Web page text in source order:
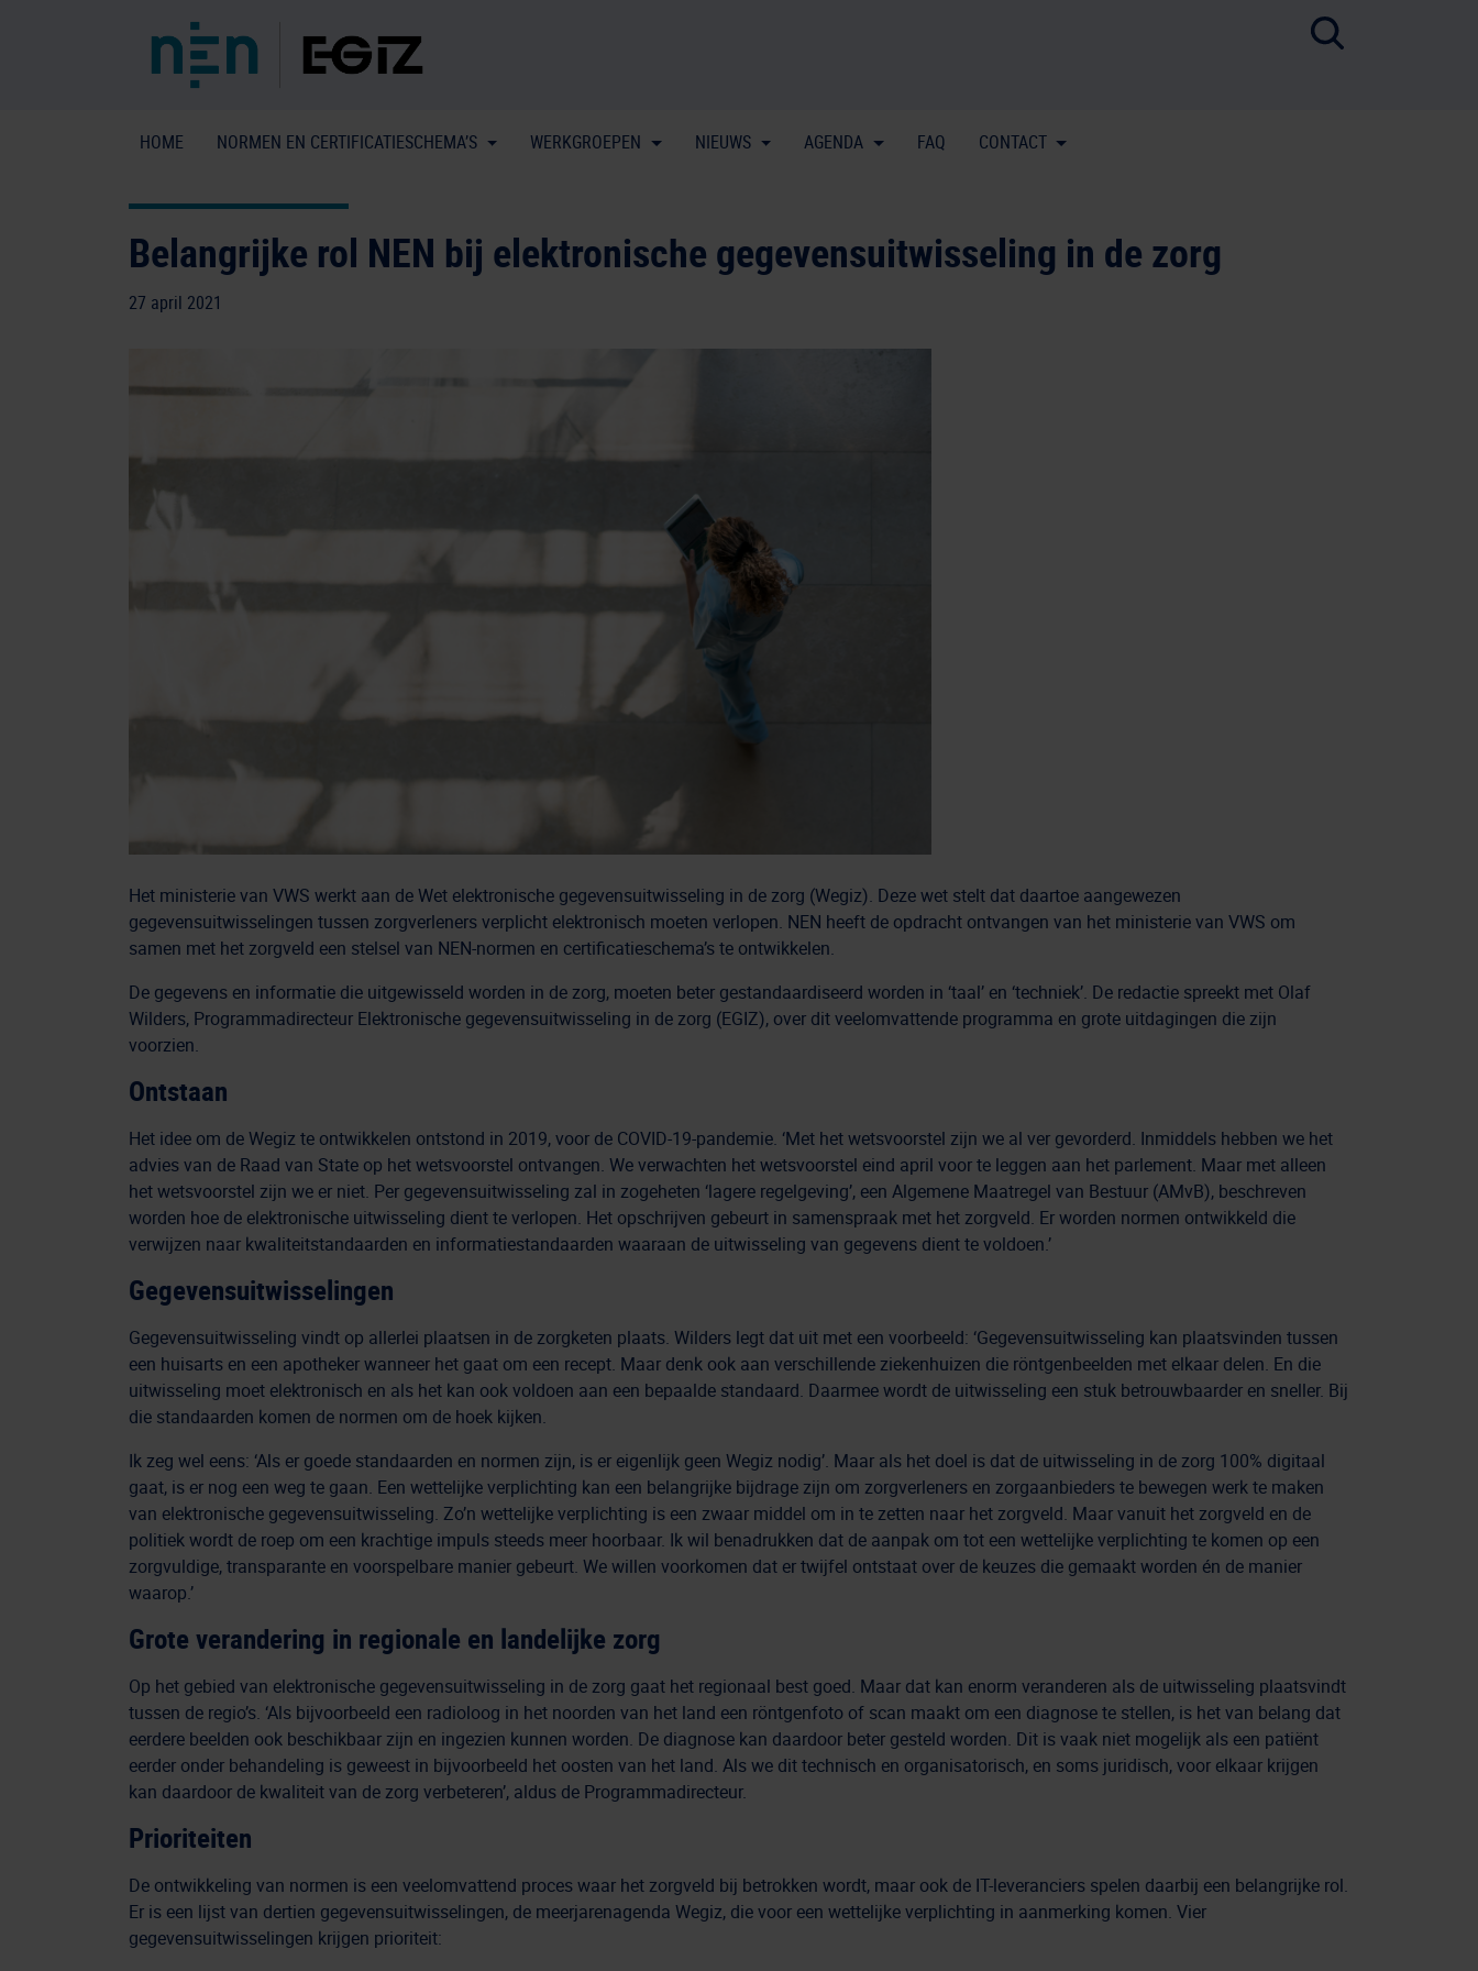
HOME NORMEN EN CERTIFICATIESCHEMA’S WERKGROEPEN NIEUWS AGENDA FAQ CONTACT
Belangrijke rol NEN bij elektronische gegevensuitwisseling in de zorg
27 april 2021
Het ministerie van VWS werkt aan de Wet elektronische gegevensuitwisseling in de zorg (Wegiz). Deze wet stelt dat daartoe aangewezen
gegevensuitwisselingen tussen zorgverleners verplicht elektronisch moeten verlopen. NEN heeft de opdracht ontvangen van het ministerie van VWS om
samen met het zorgveld een stelsel van NEN-normen en certificatieschema’s te ontwikkelen.
De gegevens en informatie die uitgewisseld worden in de zorg, moeten beter gestandaardiseerd worden in ‘taal’ en ‘techniek’. De redactie spreekt met Olaf
Wilders, Programmadirecteur Elektronische gegevensuitwisseling in de zorg (EGIZ), over dit veelomvattende programma en grote uitdagingen die zijn
voorzien.
Ontstaan
Het idee om de Wegiz te ontwikkelen ontstond in 2019, voor de COVID-19-pandemie. ‘Met het wetsvoorstel zijn we al ver gevorderd. Inmiddels hebben we het
advies van de Raad van State op het wetsvoorstel ontvangen. We verwachten het wetsvoorstel eind april voor te leggen aan het parlement. Maar met alleen
het wetsvoorstel zijn we er niet. Per gegevensuitwisseling zal in zogeheten ‘lagere regelgeving’, een Algemene Maatregel van Bestuur (AMvB), beschreven
worden hoe de elektronische uitwisseling dient te verlopen. Het opschrijven gebeurt in samenspraak met het zorgveld. Er worden normen ontwikkeld die
verwijzen naar kwaliteitstandaarden en informatiestandaarden waaraan de uitwisseling van gegevens dient te voldoen.’
Gegevensuitwisselingen
Gegevensuitwisseling vindt op allerlei plaatsen in de zorgketen plaats. Wilders legt dat uit met een voorbeeld: ‘Gegevensuitwisseling kan plaatsvinden tussen
een huisarts en een apotheker wanneer het gaat om een recept. Maar denk ook aan verschillende ziekenhuizen die röntgenbeelden met elkaar delen. En die
uitwisseling moet elektronisch en als het kan ook voldoen aan een bepaalde standaard. Daarmee wordt de uitwisseling een stuk betrouwbaarder en sneller. Bij
die standaarden komen de normen om de hoek kijken.
Ik zeg wel eens: ‘Als er goede standaarden en normen zijn, is er eigenlijk geen Wegiz nodig’. Maar als het doel is dat de uitwisseling in de zorg 100% digitaal
gaat, is er nog een weg te gaan. Een wettelijke verplichting kan een belangrijke bijdrage zijn om zorgverleners en zorgaanbieders te bewegen werk te maken
van elektronische gegevensuitwisseling. Zo’n wettelijke verplichting is een zwaar middel om in te zetten naar het zorgveld. Maar vanuit het zorgveld en de
politiek wordt de roep om een krachtige impuls steeds meer hoorbaar. Ik wil benadrukken dat de aanpak om tot een wettelijke verplichting te komen op een
zorgvuldige, transparante en voorspelbare manier gebeurt. We willen voorkomen dat er twijfel ontstaat over de keuzes die gemaakt worden én de manier
waarop.’
Grote verandering in regionale en landelijke zorg
Op het gebied van elektronische gegevensuitwisseling in de zorg gaat het regionaal best goed. Maar dat kan enorm veranderen als de uitwisseling plaatsvindt
tussen de regio’s. ‘Als bijvoorbeeld een radioloog in het noorden van het land een röntgenfoto of scan maakt om een diagnose te stellen, is het van belang dat
eerdere beelden ook beschikbaar zijn en ingezien kunnen worden. De diagnose kan daardoor beter gesteld worden. Dit is vaak niet mogelijk als een patiënt
eerder onder behandeling is geweest in bijvoorbeeld het oosten van het land. Als we dit technisch en organisatorisch, en soms juridisch, voor elkaar krijgen
kan daardoor de kwaliteit van de zorg verbeteren’, aldus de Programmadirecteur.
Prioriteiten
De ontwikkeling van normen is een veelomvattend proces waar het zorgveld bij betrokken wordt, maar ook de IT-leveranciers spelen daarbij een belangrijke rol.
Er is een lijst van dertien gegevensuitwisselingen, de meerjarenagenda Wegiz, die voor een wettelijke verplichting in aanmerking komen. Vier
gegevensuitwisselingen krijgen prioriteit: